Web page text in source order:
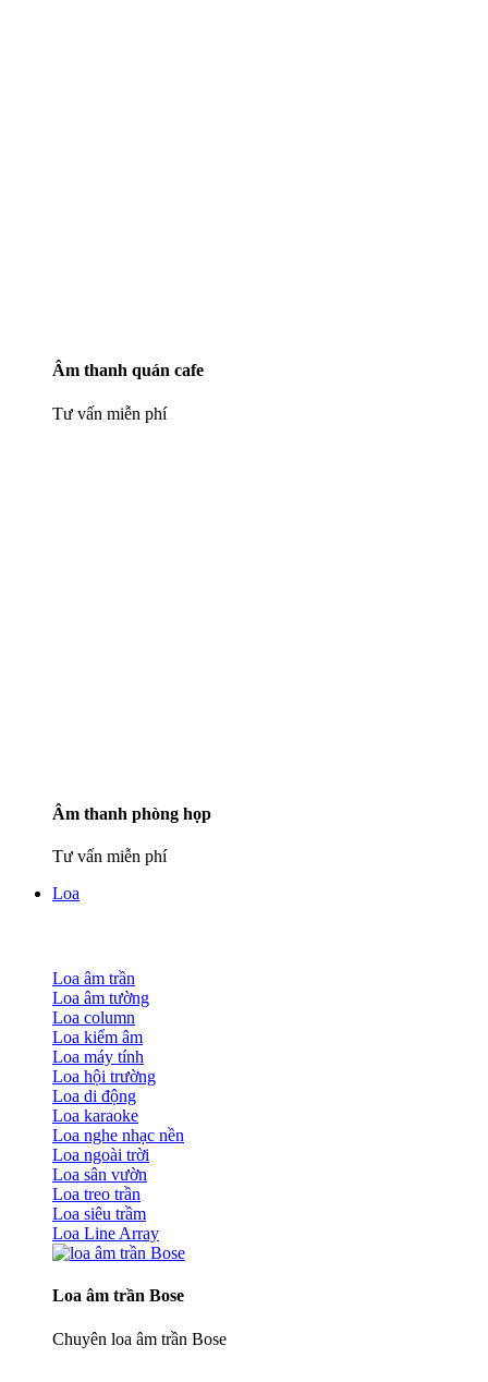
Âm thanh quán cafe
Tư vấn miễn phí
Âm thanh phòng họp
Tư vấn miễn phí
Loa
Loa âm trần
Loa âm tường
Loa column
Loa kiểm âm
Loa máy tính
Loa hội trường
Loa di động
Loa karaoke
Loa nghe nhạc nền
Loa ngoài trời
Loa sân vườn
Loa treo trần
Loa siêu trầm
Loa Line Array
Loa âm trần Bose
Chuyên loa âm trần Bose